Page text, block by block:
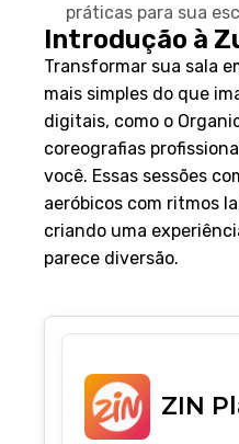
práticas para sua
Introdução à
Transformar sua sala
mais simples do que
digitais, como o
coreografias
você. Essas sessões
aeróbicos com ritmos
criando uma
parece diversão.
ZIN